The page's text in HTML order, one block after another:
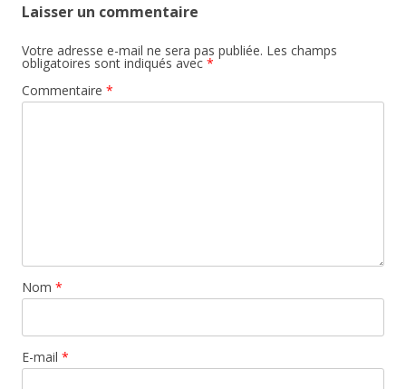
Laisser un commentaire
Votre adresse e-mail ne sera pas publiée. Les champs
obligatoires sont indiqués avec *
Commentaire *
Nom *
E-mail *